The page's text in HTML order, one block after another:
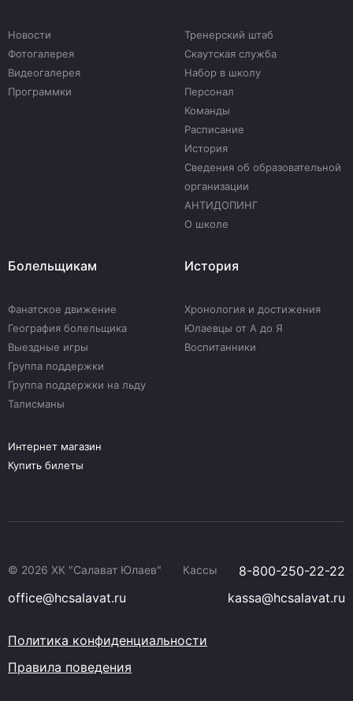
Новости
Фотогалерея
Видеогалерея
Программки
Тренерский штаб
Скаутская служба
Набор в школу
Персонал
Команды
Расписание
История
Сведения об образовательной
организации
АНТИДОПИНГ
О школе
Болельщикам
Фанатское движение
География болельщика
Выездные игры
Группа поддержки
Группа поддержки на льду
Талисманы
История
Хронология и достижения
Юлаевцы от А до Я
Воспитанники
Интернет магазин
Купить билеты
© 2026 ХК "Салават Юлаев" Кассы
8-800-250-22-22
office@hcsalavat.ru
kassa@hcsalavat.ru
Политика конфиденциальности
Правила поведения